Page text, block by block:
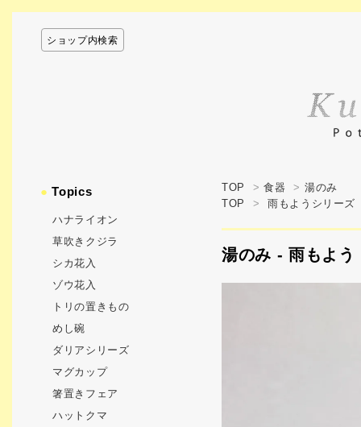
ショップ内検索
TOP > 食器 > 湯のみ
TOP
> 雨もようシリーズ
湯のみ - 雨もよう
●Topics
ハナライオン
草吹きクジラ
シカ花入
ゾウ花入
トリの置きもの
めし碗
ダリアシリーズ
マグカップ
箸置きフェア
ハットクマ